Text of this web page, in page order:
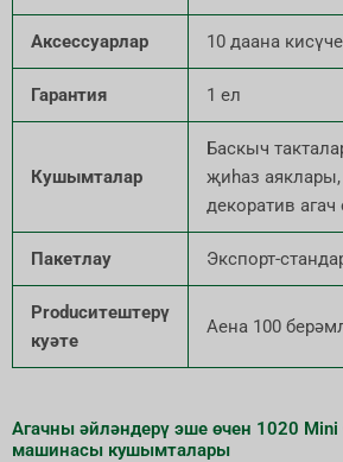
Аксессуарлар 10 даана
Гарантия 1 ел
Кушымталар
Баскыч
җиһаз
декоратив
Пакетлау Экспорт-
Producитештерү
куәте
Аена 100
Агачны әйләндерү эше өчен 1020 Mini
машинасы кушымталары